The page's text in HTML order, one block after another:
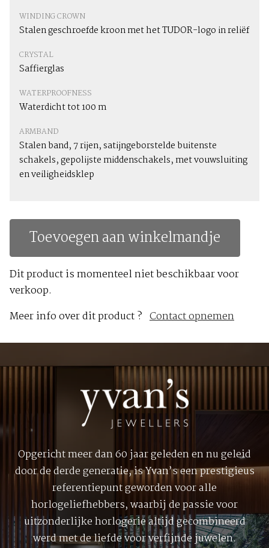
WINDING CROWN
Stalen geschroefde kroon met het TUDOR-logo in reliëf
CRYSTAL
Saffierglas
WATERPROOFNESS
Waterdicht tot 100 m
ARMBAND
Stalen band, 7 rijen, satijngeborstelde buitenste
schakels, gepolijste middenschakels, met vouwsluiting
en veiligheidsklep
Toevoegen aan winkelmandje
Dit product is momenteel niet beschikbaar voor
verkoop.
Meer info over dit product ? Contact opnemen
Opgericht meer dan 60 jaar geleden en nu geleid
door de derde generatie, is Yvan’s een prestigieus
referentiepunt geworden voor alle
horlogeliefhebbers, waarbij de passie voor
uitzonderlijke horlogerie altijd gecombineerd
werd met de liefde voor verfijnde juwelen.